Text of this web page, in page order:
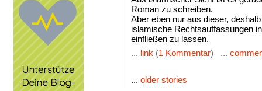
Roman zu schreiben.
Aber eben nur aus dieser,
islamische Rechtsauffassungen
einfließen zu lassen.
... link (1 Kommentar) ...
... older stories